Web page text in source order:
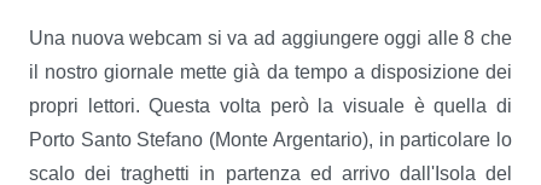
Una nuova webcam si va ad aggiungere oggi alle 8 che
il nostro giornale mette già da tempo a disposizione dei
propri lettori. Questa volta però la visuale è quella di
Porto Santo Stefano (Monte Argentario), in particolare lo
scalo dei traghetti in partenza ed arrivo dall'Isola del